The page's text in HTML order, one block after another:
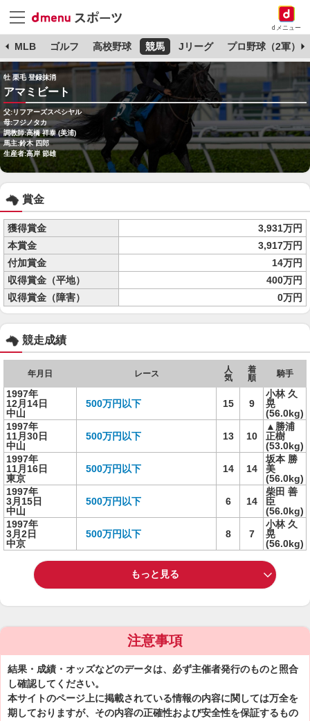
dメニュー
MLB ゴルフ 高校野球 競馬 Jリーグ プロ野球（2軍）
牡 栗毛 登録抹消
アマミビート
父:リフアーズスペシヤル
母:フジノタカ
調教師:高橋 祥泰 (美浦)
馬主:鈴木 四郎
生産者:高岸 節雄
賞金
獲得賞金
3,931万円
本賞金
3,917万円
付加賞金
14万円
収得賞金（平地）
400万円
収得賞金（障害）
0万円
競走成績
年月日 レース
人
気
着
順
騎手
1997年
12月14日
中山
500万円以下 15 9
小林 久
晃
(56.0kg)
1997年
11月30日
中山
500万円以下 13 10
▲勝浦
正樹
(53.0kg)
1997年
11月16日
東京
500万円以下 14 14
坂本 勝
美
(56.0kg)
1997年
3月15日
中山
500万円以下 6 14
柴田 善
臣
(56.0kg)
1997年
3月2日
中京
500万円以下 8 7
小林 久
晃
(56.0kg)
もっと見る
注意事項
結果・成績・オッズなどのデータは、必ず主催者発行のものと照合
し確認してください。
本サイトのページ上に掲載されている情報の内容に関しては万全を
期しておりますが、その内容の正確性および安全性を保証するもの